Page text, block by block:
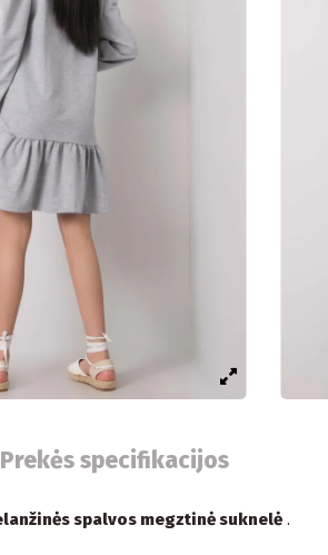
Prekės specifikacijos
spalvos megztinė suknelė .